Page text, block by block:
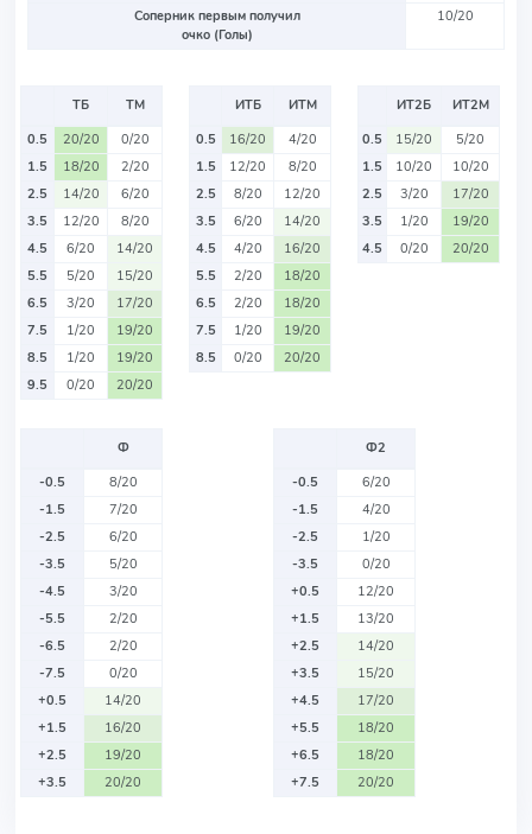
Соперник первым получил
очко (Голы)
10/20
ТБ
ТМ
0.5
20/20
0/20
1.5
18/20
2/20
2.5
14/20
6/20
3.5
12/20
8/20
4.5
6/20
14/20
5.5
5/20
15/20
6.5
3/20
17/20
7.5
1/20
19/20
8.5
1/20
19/20
9.5
0/20 20/20
ИТБ
ИТМ
0.5
16/20
4/20
1.5
12/20
8/20
2.5
8/20
12/20
3.5
6/20
14/20
4.5
4/20
16/20
5.5
2/20
18/20
6.5
2/20
18/20
7.5
1/20
19/20
8.5
0/20 20/20
ИТ2Б
ИТ2М
0.5
15/20
5/20
1.5
10/20
10/20
2.5
3/20
17/20
3.5
1/20
19/20
4.5
0/20 20/20
Ф
-0.5
8/20
-1.5
7/20
-2.5
6/20
-3.5
5/20
-4.5
3/20
-5.5
2/20
-6.5
2/20
-7.5
0/20
+0.5
14/20
+1.5
16/20
+2.5
19/20
+3.5
20/20
Ф2
-0.5
6/20
-1.5
4/20
-2.5
1/20
-3.5
0/20
+0.5
12/20
+1.5
13/20
+2.5
14/20
+3.5
15/20
+4.5
17/20
+5.5
18/20
+6.5
18/20
+7.5
20/20